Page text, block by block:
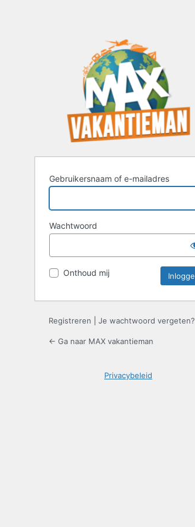
Gebruikersnaam of e-mailadres
Wachtwoord
Onthoud mij
Registreren Je wachtwoord vergeten?
← Ga naar MAX vakantieman
Privacybeleid